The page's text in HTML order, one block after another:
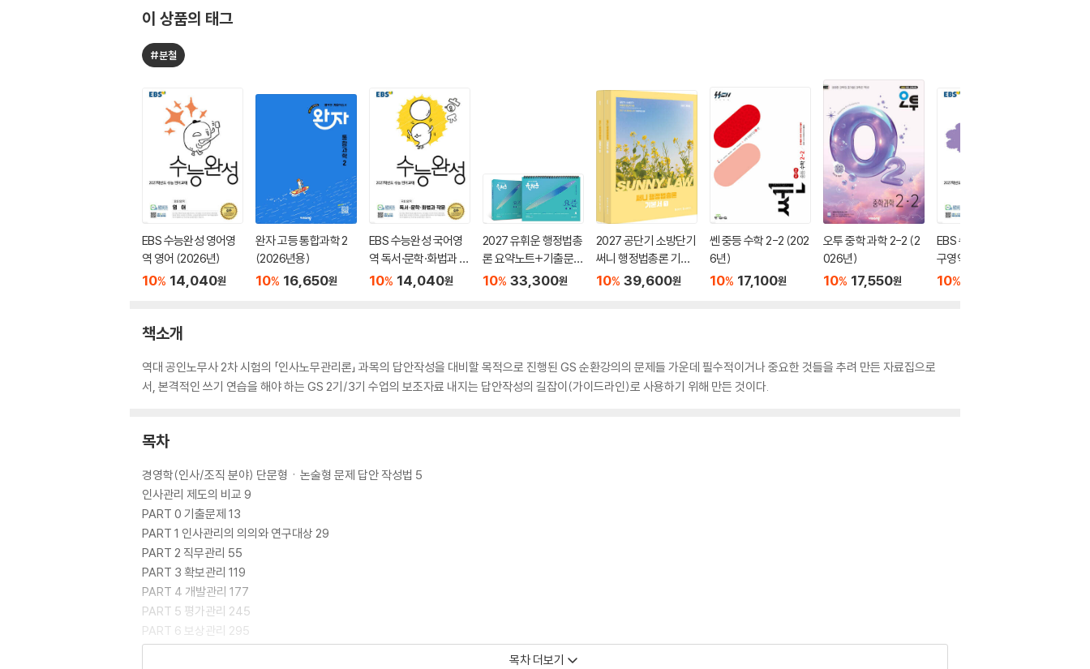
이 상품의 태그
#분철
EBS 수능완성 영어영
역 영어 (2026년)
10% 14,040원
완자 고등 통합과학 2
(2026년용)
10% 16,650원
EBS 수능완성 국어영
역 독서·문학·화법과 작
문 (2026년)
10% 14,040원
2027 유휘운 행정법총
론 요약노트+기출문제
(요.플.)
10% 33,300원
2027 공단기 소방단기
써니 행정법총론 기본
서
10% 39,600원
쎈 중등 수학 2-2 (202
6년)
10% 17,100원
오투 중학 과학 2-2 (2
026년)
10% 17,550원
EBS 수능완성 사회탐
구영역 사회·문화 (202
6년)
10%
책소개
역대 공인노무사 2차 시험의 「인사노무관리론」 과목의 답안작성을 대비할 목적으로 진행된 GS 순환강의의 문제들 가운데 필수적이거나 중요한 것들을 추려 만든 자료집으로
서, 본격적인 쓰기 연습을 해야 하는 GS 2기/3기 수업의 보조자료 내지는 답안작성의 길잡이(가이드라인)로 사용하기 위해 만든 것이다.
목차
경영학(인사/조직 분야) 단문형ㆍ논술형 문제 답안 작성법 5
인사관리 제도의 비교 9
PART 0 기출문제 13
PART 1 인사관리의 의의와 연구대상 29
PART 2 직무관리 55
PART 3 확보관리 119
PART 4 개발관리 177
PART 5 평가관리 245
PART 6 보상관리 295
PART 7 유지관리 375
목차 더보기